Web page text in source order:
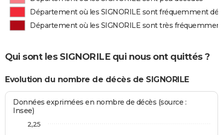
Département où les SIGNORILE sont fréquemment
Département où les SIGNORILE sont très
Qui sont les SIGNORILE qui nous ont quittés ?
Evolution du nombre de décès de SIGNORILE
Données exprimées en nombre de décès (source :
Insee)
2,25